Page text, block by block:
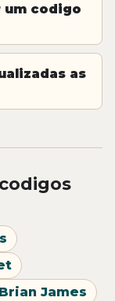
um codigo
as
Brian James